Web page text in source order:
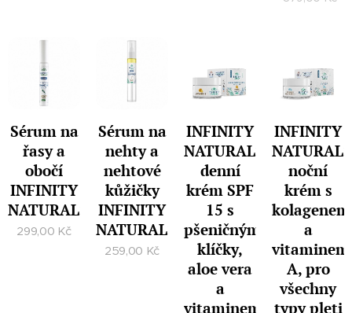
Sérum na
řasy a
obočí
INFINITY
NATURALS
299,00 Kč
Sérum na
nehty a
nehtové
kůžičky
INFINITY
NATURALS
259,00 Kč
INFINITY
NATURALS
denní
krém SPF
15 s
pšeničnými
klíčky,
aloe vera
a
vitaminem
INFINITY
NATURALS
noční
krém s
kolagenem
a
vitaminem
A, pro
všechny
typy pleti